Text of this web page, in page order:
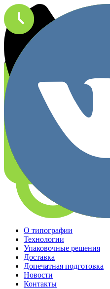
О типографии
Технологии
Упаковочные решения
Доставка
Допечатная подготовка
Новости
Контакты